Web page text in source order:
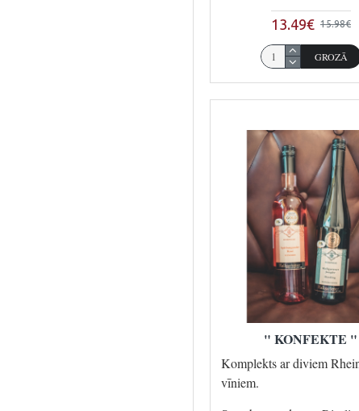
13.49€ 15.98€
GROZĀ
" KONFEKTE "
Komplekts ar diviem
vīniem.